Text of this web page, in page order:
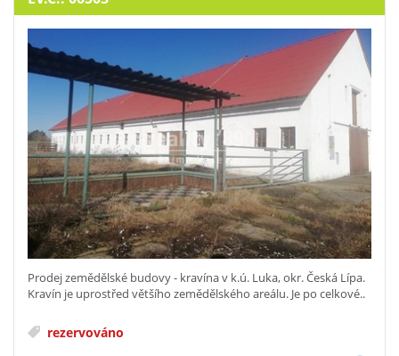
Prodej zemědělské budovy - kravína v k.ú. Luka, okr. Česká Lípa.
Kravín je uprostřed většího zemědělského areálu. Je po celkové..
rezervováno